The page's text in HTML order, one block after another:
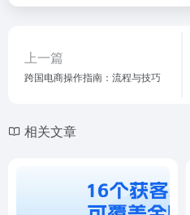
上一篇
跨国电商操作指南：流程与技巧
相关文章